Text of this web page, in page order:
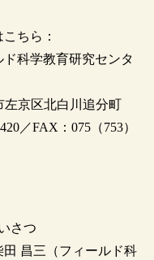
ちら：
学教育研究センタ
区北白川追分町
FAX：075（753）
さつ
ィールド科